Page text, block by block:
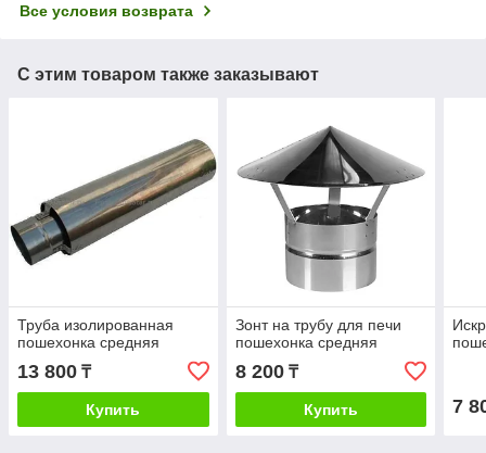
Все условия возврата
С этим товаром также заказывают
Труба изолированная
пошехонка средняя
13 800 ₸
Купить
Зонт на трубу для печи
пошехонка средняя
8 200₸
Купить 7